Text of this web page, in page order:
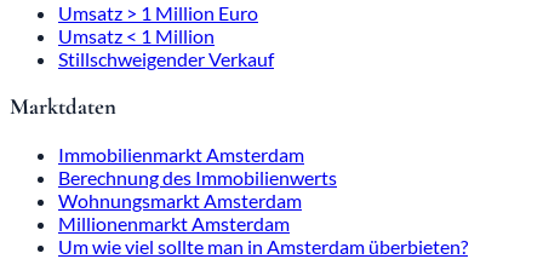
Umsatz > 1 Million Euro
Umsatz < 1 Million
Stillschweigender Verkauf
Marktdaten
Immobilienmarkt Amsterdam
Berechnung des Immobilienwerts
Wohnungsmarkt Amsterdam
Millionenmarkt Amsterdam
Um wie viel sollte man in Amsterdam überbieten?